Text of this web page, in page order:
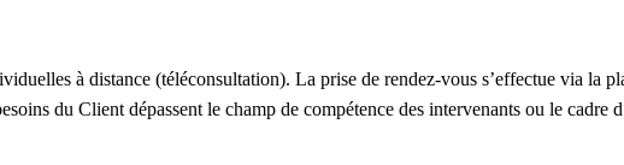
à distance (téléconsultation). La prise de rendez-vous s’effectue via la
du Client dépassent le champ de compétence des intervenants ou le cadre